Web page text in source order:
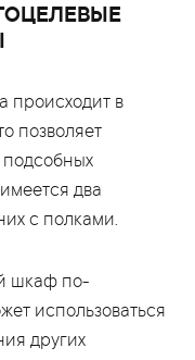
происходит в
позволяет
два
с полками.
шкаф по-
использоваться
других